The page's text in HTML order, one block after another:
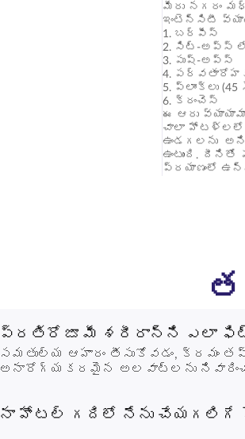
మీరు నగరం
ఇంటెన్సిటీ
1. బర్పీస్
2. సిట్-అప్స్
3. పుష్-అప్స్
4.
5. ప్లాంక్‌లు
6. క్రంచెస్
ఈ ఆరు
చాలా హోటళ్లలో
ఉండగలను
ఉంటుంది.
ప్రయాణంలో
ప్రతిరోజూ మీ శరీరాన్ని ఎలా
సమతుల్య ఆహారం తీసుకోవడం, క్రమం
అనారోగ్యకరమైన అలవాట్లను
నా హోటల్ గదిలో నేను చేయగలిగే